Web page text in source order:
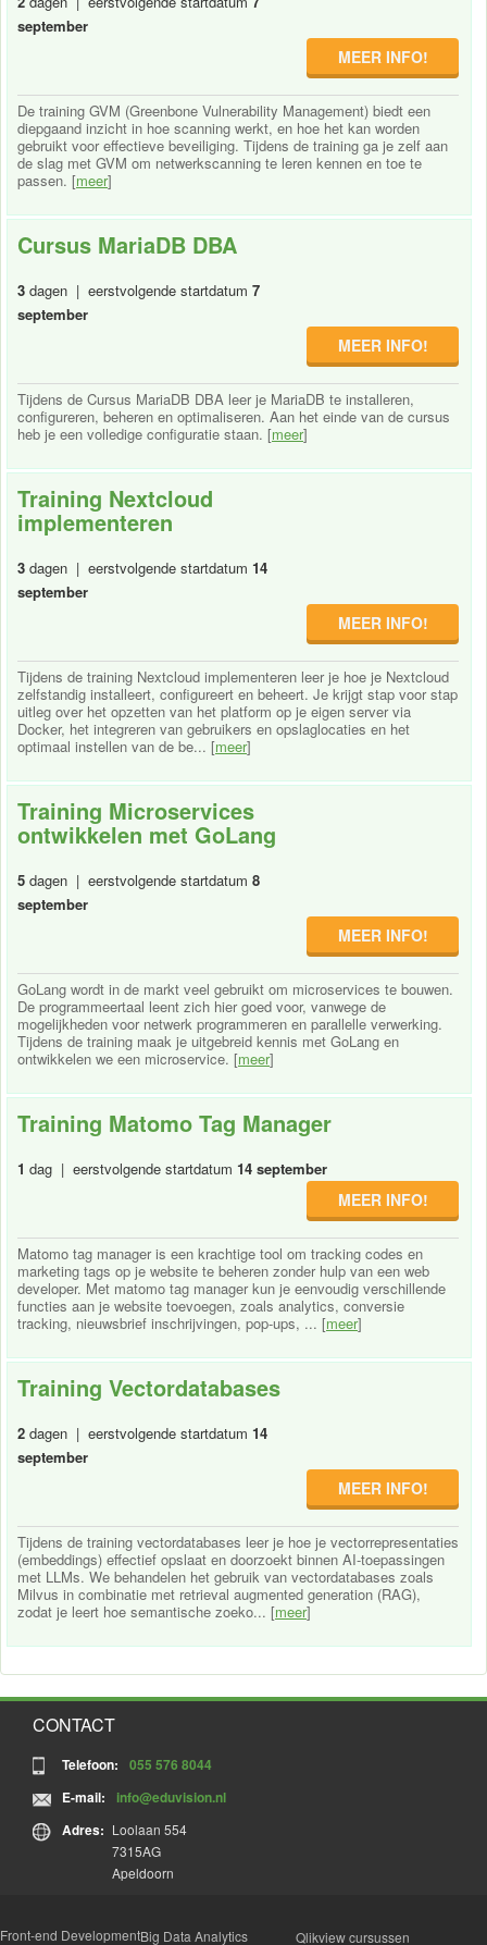
september
MEER INFO!
De training GVM (Greenbone Vulnerability Management) biedt een
diepgaand inzicht in hoe scanning werkt, en hoe het kan worden
gebruikt voor effectieve beveiliging. Tijdens de training ga je zelf aan
de slag met GVM om netwerkscanning te leren kennen en toe te
passen. [meer]
Cursus MariaDB DBA
3 dagen | eerstvolgende startdatum 7
september
MEER INFO!
Tijdens de Cursus MariaDB DBA leer je MariaDB te installeren,
configureren, beheren en optimaliseren. Aan het einde van de cursus
heb je een volledige configuratie staan. [meer]
Training Nextcloud
implementeren
3 dagen | eerstvolgende startdatum 14
september
MEER INFO!
Tijdens de training Nextcloud implementeren leer je hoe je Nextcloud
zelfstandig installeert, configureert en beheert. Je krijgt stap voor stap
uitleg over het opzetten van het platform op je eigen server via
Docker, het integreren van gebruikers en opslaglocaties en het
optimaal instellen van de be... [meer]
Training Microservices
ontwikkelen met GoLang
5 dagen | eerstvolgende startdatum 8
september
MEER INFO!
GoLang wordt in de markt veel gebruikt om microservices te bouwen.
De programmeertaal leent zich hier goed voor, vanwege de
mogelijkheden voor netwerk programmeren en parallelle verwerking.
Tijdens de training maak je uitgebreid kennis met GoLang en
ontwikkelen we een microservice. [meer]
Training Matomo Tag Manager
1 dag | eerstvolgende startdatum 14 september
MEER INFO!
Matomo tag manager is een krachtige tool om tracking codes en
marketing tags op je website te beheren zonder hulp van een web
developer. Met matomo tag manager kun je eenvoudig verschillende
functies aan je website toevoegen, zoals analytics, conversie
tracking, nieuwsbrief inschrijvingen, pop-ups, ... [meer]
Training Vectordatabases
2 dagen | eerstvolgende startdatum 14
september
MEER INFO!
Tijdens de training vectordatabases leer je hoe je vectorrepresentaties
(embeddings) effectief opslaat en doorzoekt binnen AI-toepassingen
met LLMs. We behandelen het gebruik van vectordatabases zoals
Milvus in combinatie met retrieval augmented generation (RAG),
zodat je leert hoe semantische zoeko... [meer]
CONTACT
Telefoon:
055 576 8044
E-mail:
info@eduvision.nl
Adres: Loolaan 554
7315AG
Apeldoorn
Front-end DevelopmentBig Data Analytics Qlikview cursussen